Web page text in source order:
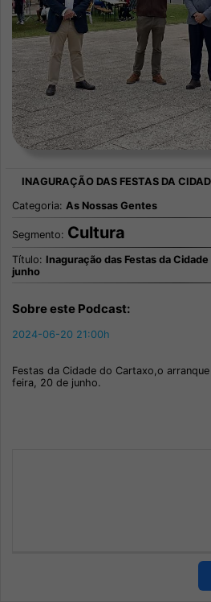
Categoria: As Nossas Gentes
Segmento: Cultura
Título: Inaguração das Festas da
junho
Sobre este Podcast:
2024-06-20 21:00h
Festas da Cidade do Cartaxo,o
feira, 20 de junho.